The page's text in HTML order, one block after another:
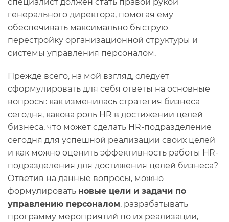
генерального директора, помогая ему
обеспечивать максимально быструю
перестройку организационной структуры и
системы управления персоналом.
Прежде всего, на мой взгляд, следует
сформулировать для себя ответы на основные
вопросы: как изменилась стратегия бизнеса
сегодня, какова роль HR в достижении целей
бизнеса, что может сделать HR-подразделение
сегодня для успешной реализации своих целей
и как можно оценить эффективность работы HR-
подразделения для достижения целей бизнеса?
Ответив на данные вопросы, можно
формулировать новые цели и задачи по
управлению персоналом, разрабатывать
программу мероприятий по их реализации,